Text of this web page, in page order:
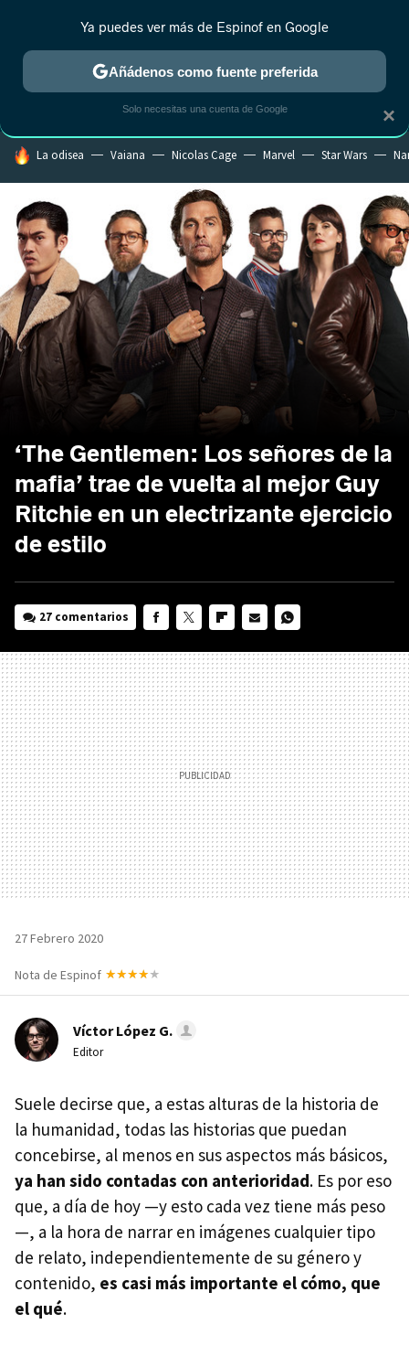
ESTRENOS REALITY ANIME RANKINGS CINE
HOY SE HABLA DE
La odisea Vaiana Nicolas Cage Marvel Star Wars
‘The Gentlemen: Los señores de la
mafia’ trae de vuelta al mejor Guy
Ritchie en un electrizante ejercicio
de estilo
27 comentarios
MAIL
27 Febrero 2020
Nota de Espinof
Víctor López G.
Editor
Suele decirse que, a estas alturas de la historia de
la humanidad, todas las historias que puedan
concebirse, al menos en sus aspectos más básicos,
ya han sido contadas con anterioridad. Es por eso
que, a día de hoy —y esto cada vez tiene más peso
—, a la hora de narrar en imágenes cualquier tipo
de relato, independientemente de su género y
contenido, es casi más importante el cómo, que
el qué.
×
Ya puedes ver más de Espinof en Google
Añádenos como fuente preferida
Solo necesitas una cuenta de Google